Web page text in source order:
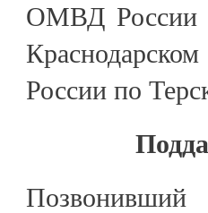
ОМВД России
России по
Позвонивший